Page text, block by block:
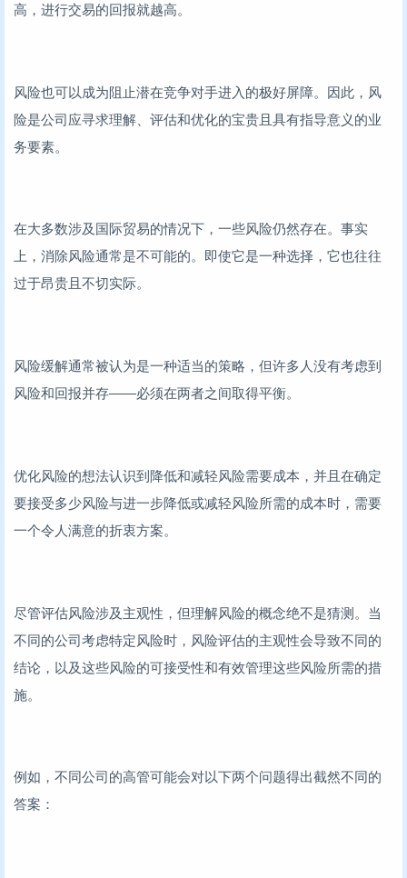
高，进行交易的回报就越高。
风险也可以成为阻止潜在竞争对手进入的极好屏障。因此，风
险是公司应寻求理解、评估和优化的宝贵且具有指导意义的业
务要素。
在大多数涉及国际贸易的情况下，一些风险仍然存在。事实
上，消除风险通常是不可能的。即使它是一种选择，它也往往
过于昂贵且不切实际。
风险缓解通常被认为是一种适当的策略，但许多人没有考虑到
风险和回报并存——必须在两者之间取得平衡。
优化风险的想法认识到降低和减轻风险需要成本，并且在确定
要接受多少风险与进一步降低或减轻风险所需的成本时，需要
一个令人满意的折衷方案。
尽管评估风险涉及主观性，但理解风险的概念绝不是猜测。当
不同的公司考虑特定风险时，风险评估的主观性会导致不同的
结论，以及这些风险的可接受性和有效管理这些风险所需的措
施。
例如，不同公司的高管可能会对以下两个问题得出截然不同的
答案：